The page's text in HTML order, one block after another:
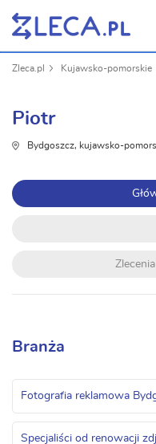
Zleca.pl Kujawsko-pomorskie
Piotr
Bydgoszcz, kujawsko-
Branża
Fotografia reklamowa
Specjaliści od renowacji